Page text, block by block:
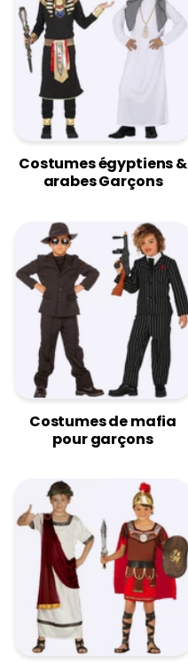
Costumes égyptiens &
arabes Garçons
Costumes de mafia
pour garçons